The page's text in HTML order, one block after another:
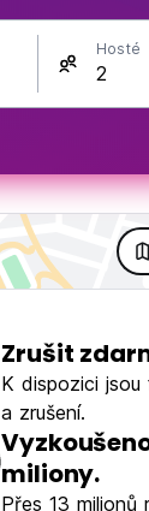
Hosté
Zrušit
K dispozici jsou
a zrušení.
miliony.
Přes 13 milionů